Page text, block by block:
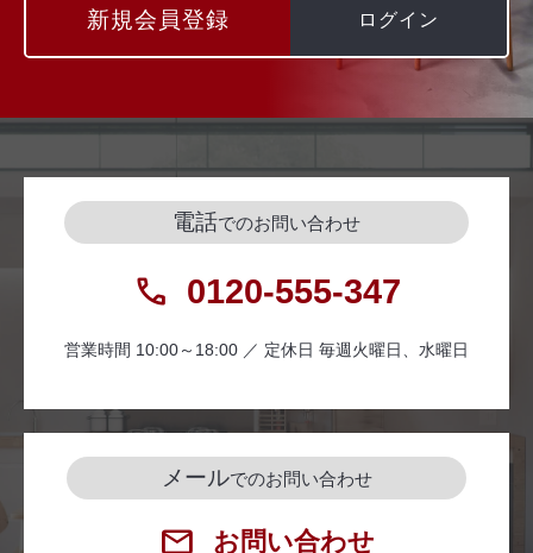
新規会員登録 ログイン
電話でのお問い合わせ
0120-555-347
営業時間 10:00～18:00 ／ 定休日 毎週火曜日、水曜日
メールでのお問い合わせ
お問い合わせ